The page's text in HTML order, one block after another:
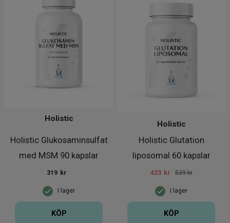
Holistic Glukosaminsulfat
med MSM 90 kapslar
Holistic
I lager
319 kr
KÖP
Holistic Glutation
liposomal 60 kapslar
Holistic
I lager
423 kr 539 kr
KÖP